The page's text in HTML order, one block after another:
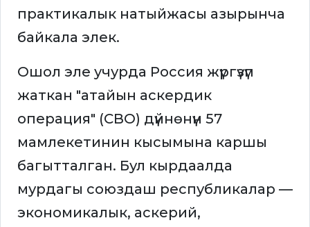
практикалык натыйжасы азырынча
байкала элек.
Ошол эле учурда Россия жүргүзүп
жаткан "атайын аскердик
операция" (СВО) дүйнөнүн 57
мамлекетинин кысымына каршы
багытталган. Бул кырдаалда
мурдагы союздаш республикалар —
экономикалык, аскерий,